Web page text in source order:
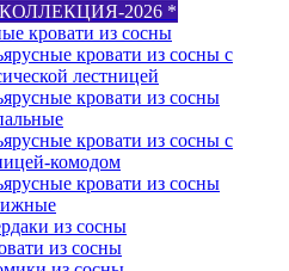
2026 *
кровати из сосны
кровати из сосны с
лестницей
кровати из сосны
кровати из сосны с
комодом
кровати из сосны
из сосны
из сосны